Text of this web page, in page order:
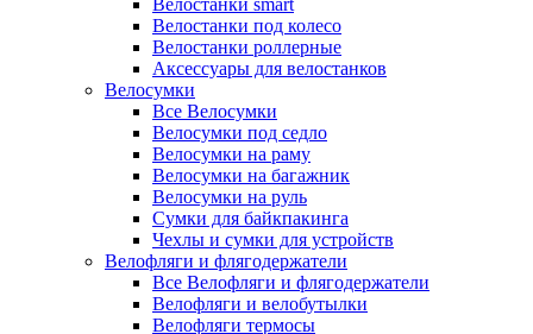
Велостанки smart
Велостанки под колесо
Велостанки роллерные
Аксессуары для велостанков
Велосумки
Все Велосумки
Велосумки под седло
Велосумки на раму
Велосумки на багажник
Велосумки на руль
Сумки для байкпакинга
Чехлы и сумки для устройств
Велофляги и флягодержатели
Все Велофляги и флягодержатели
Велофляги и велобутылки
Велофляги термосы